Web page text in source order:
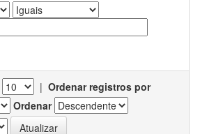
| Ordenar registros por
Ordenar